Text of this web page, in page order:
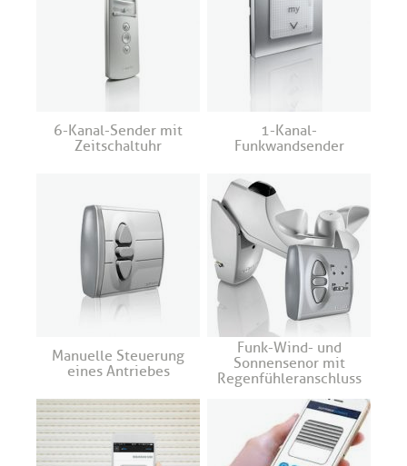
6-Kanal-Sender mit
Zeitschaltuhr
1-Kanal-
Funkwandsender
Manuelle Steuerung
eines Antriebes
Funk-Wind- und
Sonnensenor mit
Regenfühleranschluss